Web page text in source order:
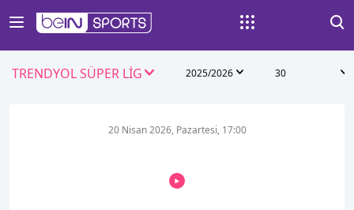
TRENDYOL SÜPER LİG 2025/2026 30
20 Nisan 2026, Pazartesi, 17:00